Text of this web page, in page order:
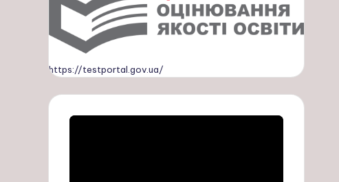
https://testportal.gov.ua/